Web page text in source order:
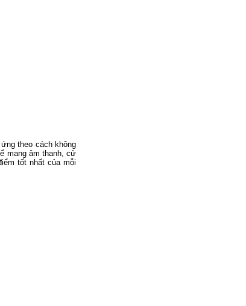
theo cách không
mang âm thanh, cử
tốt nhất của mỗi